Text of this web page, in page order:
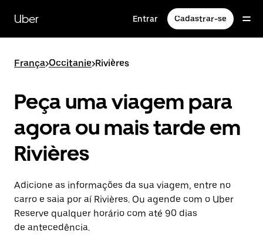
para
conteúdo
Uber Entrar Cadastrar-se
França>Occitanie>Rivières
Peça uma viagem para
agora ou mais tarde em
Rivières
Adicione as informações da sua viagem, entre no
carro e saia por aí Rivières. Ou agende com o Uber
Reserve qualquer horário com até 90 dias
de antecedência.